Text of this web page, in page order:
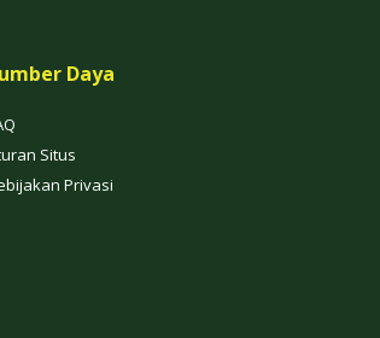
Daya
Situs
Privasi